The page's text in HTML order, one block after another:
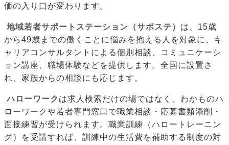
価の入り口が変わります。
地域若者サポートステーション（サポステ） は、15歳
から49歳までの働くことに悩みを抱える人を対象に、キ
ャリアコンサルタントによる個別相談、コミュニケーシ
ョン講座、職場体験などを提供します。全国に設置さ
れ、家族からの相談にも応じます。
ハローワーク は求人検索だけの場ではなく、わかものハ
ローワークや若者専門窓口で職業相談・応募書類添削・
面接練習が受けられます。職業訓練（ハロートレーニン
グ）を受講すれば、訓練中の生活費を補助する制度の対